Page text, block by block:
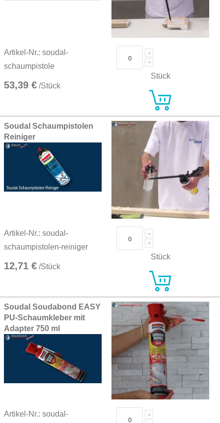
Artikel-Nr.: soudal-
schaumpistole
53,39 € /Stück
Stück
Soudal Schaumpistolen
Reiniger
Artikel-Nr.: soudal-
schaumpistolen-reiniger
12,71 € /Stück
Stück
Soudal Soudabond EASY
PU-Schaumkleber mit
Adapter 750 ml
Artikel-Nr.: soudal-